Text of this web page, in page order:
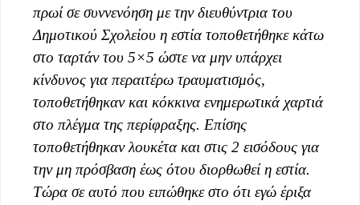
πρωί σε συννενόηση με την διευθύντρια του
Δημοτικού Σχολείου η εστία τοποθετήθηκε κάτω
στο ταρτάν του 5×5 ώστε να μην υπάρχει
κίνδυνος για περαιτέρω τραυματισμός,
τοποθετήθηκαν και κόκκινα ενημερωτικά χαρτιά
στο πλέγμα της περίφραξης. Επίσης
τοποθετήθηκαν λουκέτα και στις 2 εισόδους για
την μη πρόσβαση έως ότου διορθωθεί η εστία.
Τώρα σε αυτό που ειπώθηκε στο ότι εγώ έριξα